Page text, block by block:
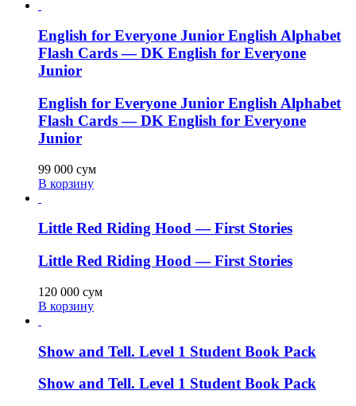
English for Everyone Junior English Alphabet
Flash Cards — DK English for Everyone
Junior
English for Everyone Junior English Alphabet
Flash Cards — DK English for Everyone
Junior
99 000 сум
В корзину
Little Red Riding Hood — First Stories
Little Red Riding Hood — First Stories
120 000 сум
В корзину
Show and Tell. Level 1 Student Book Pack
Show and Tell. Level 1 Student Book Pack